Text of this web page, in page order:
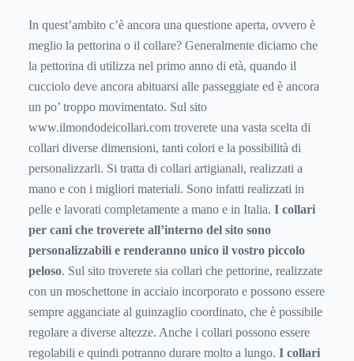
In quest’ambito c’è ancora una questione aperta, ovvero è
meglio la pettorina o il collare? Generalmente diciamo che
la pettorina di utilizza nel primo anno di età, quando il
cucciolo deve ancora abituarsi alle passeggiate ed è ancora
un po’ troppo movimentato. Sul sito
www.ilmondodeicollari.com troverete una vasta scelta di
collari diverse dimensioni, tanti colori e la possibilità di
personalizzarli. Si tratta di collari artigianali, realizzati a
mano e con i migliori materiali. Sono infatti realizzati in
pelle e lavorati completamente a mano e in Italia. I collari
per cani che troverete all’interno del sito sono
personalizzabili e renderanno unico il vostro piccolo
peloso. Sul sito troverete sia collari che pettorine, realizzate
con un moschettone in acciaio incorporato e possono essere
sempre agganciate al guinzaglio coordinato, che è possibile
regolare a diverse altezze. Anche i collari possono essere
regolabili e quindi potranno durare molto a lungo. I collari